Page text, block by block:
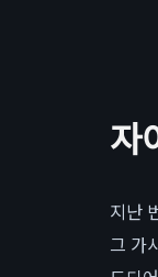
자
지난
그 가